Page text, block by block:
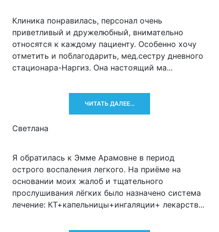
Клиника понравилась, персонал очень
приветливый и дружелюбный, внимательно
относятся к каждому пациенту. Особенно хочу
отметить и поблагодарить, мед.сестру дневного
стационара-Наргиз. Она настоящий ма...
ЧИТАТЬ ДАЛЕЕ...
Светлана
Я обратилась к Эмме Арамовне в период
острого воспаления легкого. На приёме на
основании моих жалоб и тщательного
прослушивания лёгких было назначено система
лечение: КТ+капельницы+ингаляции+ лекарств...